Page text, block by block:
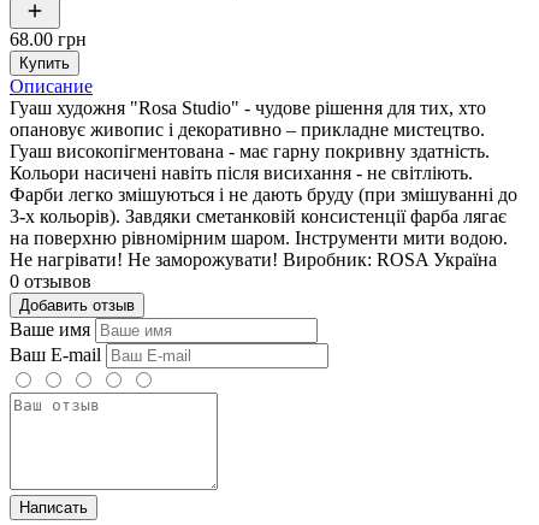
68.00 грн
Купить
Описание
Гуаш художня "Rosa Studio" - чудове рішення для тих, хто
опановує живопис і декоративно – прикладне мистецтво.
Гуаш високопігментована - має гарну покривну здатність.
Кольори насичені навіть після висихання - не світліють.
Фарби легко змішуються і не дають бруду (при змішуванні до
3-х кольорів). Завдяки сметанковій консистенції фарба лягає
на поверхню рівномірним шаром. Інструменти мити водою.
Не нагрівати! Не заморожувати! Виробник: ROSA Україна
0 отзывов
Добавить отзыв
Ваше имя
Ваш E-mail
Написать